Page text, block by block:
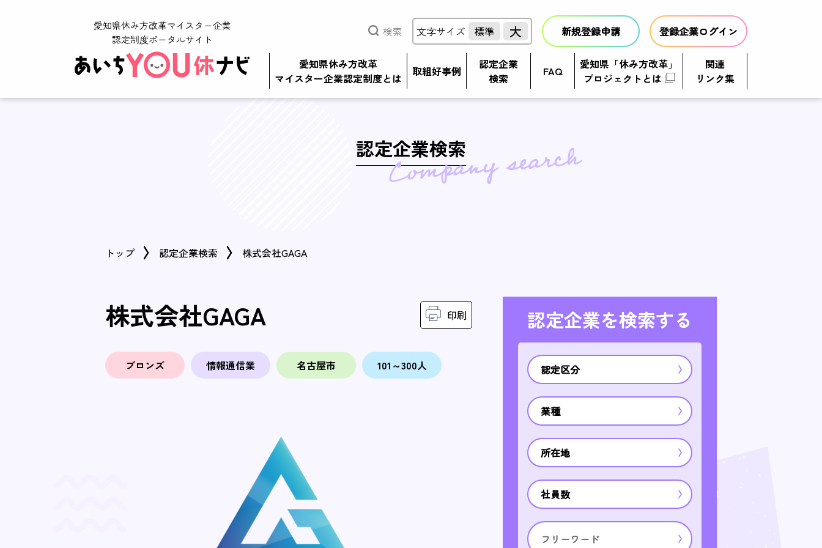
検索 文字サイズ 標準 大 新規登録申請 登録企業ログイン
愛知県休み方改革
マイスター企業認定制度とは
取組好事例
認定企業
検索
FAQ
愛知県「休み方改革」
プロジェクトとは
関連
リンク集
認定企業検索
トップ 認定企業検索 株式会社GAGA
株式会社GAGA 印刷
ブロンズ 情報通信業 名古屋市 101～300人
認定企業を検索する
認定区分
業種
所在地
社員数